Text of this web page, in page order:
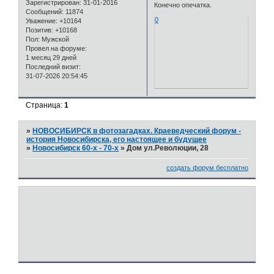
Зарегистрирован: 31-01-2016
Сообщений: 11874
Уважение: +10164
Позитив: +10168
Пол: Мужской
Провел на форуме:
1 месяц 29 дней
Последний визит:
31-07-2026 20:54:45
Конечно опечатка.
0
Страница:1
» НОВОСИБИРСК в фотозагадках. Краеведческий форум -
история Новосибирска, его настоящее и будущее
» Новосибирск 60-х - 70-х »Дом ул.Революции, 28
создать форум бесплатно